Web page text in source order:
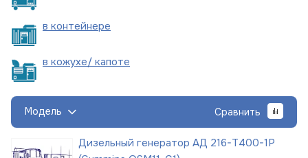
в контейнере
в кожухе/ капоте
Модель Сравнить
Дизельный генератор АД 216-Т400-1Р